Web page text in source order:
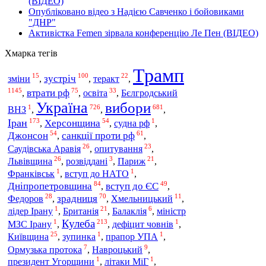
Опубліковано відео з Надією Савченко і бойовиками
"ДНР"
Активістка Femen зірвала конференцію Ле Пен (ВІДЕО)
Хмарка тегів
зміни 15, зустріч 100, теракт 22, Трамп
1145, втрати рф 75, освіта 33, Бєлгродський
ВНЗ 1 , Україна 726, вибори 681 ,
Іран 173, Херсонщина 54, судна рф 1 ,
Джонсон 54, санкції проти рф 61 ,
Саудівська Аравія 26, опитування 23,
Львівщина 26, розвіддані 3, Париж 21 ,
Франківськ 1 , вступ до НАТО 1 ,
Дніпропетровщина 84, вступ до ЄС 49,
Федоров 28, зрадниця 70, Хмельницький 11 ,
лідер Ірану 1 , Британія 21 , Балаклія 6, міністр
МЗС Ірану 1 , Кулеба 213, дефіцит човнів 1 ,
Київщина 25, зупинка 1, прапор УПА 1,
Ормузька протока 7, Навроцький 9,
президент Угорщини 1 , літаки МіГ 1 ,